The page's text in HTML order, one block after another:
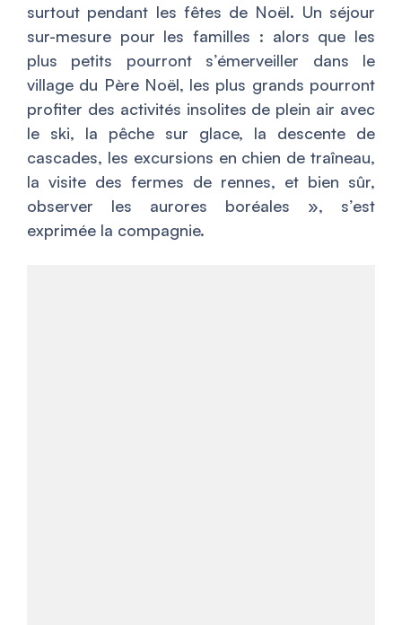
surtout pendant les fêtes de Noël. Un séjour
sur-mesure pour les familles : alors que les
plus petits pourront s’émerveiller dans le
village du Père Noël, les plus grands pourront
profiter des activités insolites de plein air avec
le ski, la pêche sur glace, la descente de
cascades, les excursions en chien de traîneau,
la visite des fermes de rennes, et bien sûr,
observer les aurores boréales », s’est
exprimée la compagnie.